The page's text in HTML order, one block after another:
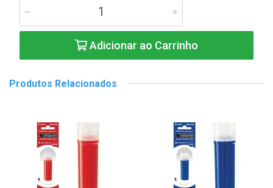
Adicionar ao Carrinho
Produtos Relacionados